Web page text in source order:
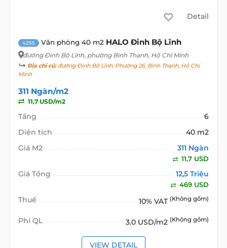
Detail
4255 Văn phòng 40 m2 HALO Đinh Bộ Lĩnh
đường Đinh Bộ Lĩnh, phường Bình Thạnh, Hồ Chí Minh
Địa chỉ cũ:đường Đinh Bộ Lĩnh, Phường 26, Bình Thạnh, Hồ Chí
Minh
311 Ngàn/m2
11,7 USD/m2
Tầng
6
Diện tích
40 m2
Giá M2
311 Ngàn
11,7 USD
Giá Tổng 12,5 Triệu
469 USD
Thuế 10% VAT (Không gồm)
Phí QL 3.0 USD/m2 (Không gồm)
VIEW DETAIL